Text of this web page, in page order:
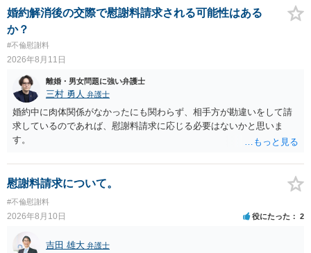
可能な弁護士に直接お問い合わせください。
婚約解消後の交際で慰謝料請求される可能性はある
か？
#不倫慰謝料
2026年8月11日
離婚・男女問題に強い弁護士
三村 勇人 弁護士
婚約中に肉体関係がなかったにも関わらず、相手方が勘違いをして請
求しているのであれば、慰謝料請求に応じる必要はないかと思いま
す。
慰謝料請求について。
#不倫慰謝料
2026年8月10日 役にたった 2
吉田 雄大 弁護士